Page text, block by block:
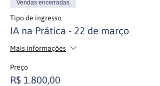
Vendas encerradas
Tipo de ingresso
IA na Prática - 22 de março
Mais informações
Preço
R$ 1.800,00